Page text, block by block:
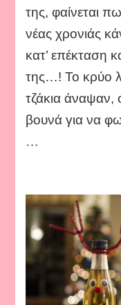
της, φαίνεται
νέας χρονιάς
κατ’ επέκταση
της…! Το κρύο
τζάκια άναψαν,
βουνά για να
…